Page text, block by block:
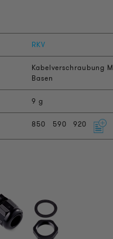
RKV
Kabelverschraubung
Basen
9 g
850 590 920